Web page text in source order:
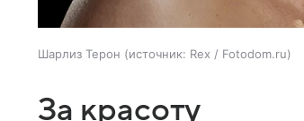
Шарлиз Терон источник: Rex / Fotodom.ru
За красоту